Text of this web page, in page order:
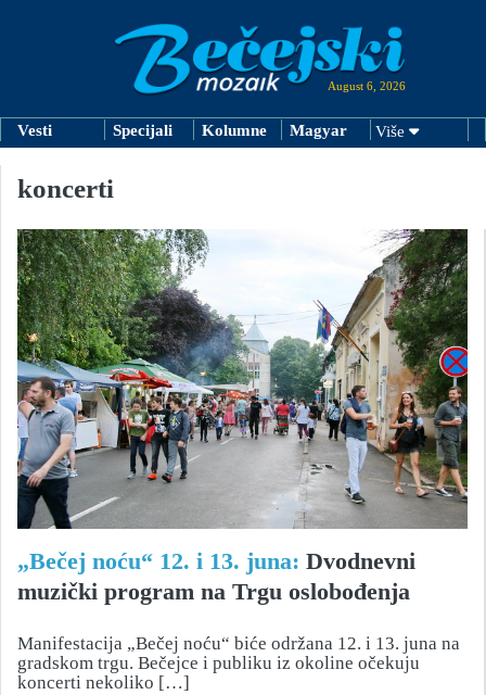
August 6, 2026
Vesti Specijali Kolumne Magyar Više
koncerti
„Bečej noću“ 12. i 13. juna: Dvodnevni
muzički program na Trgu oslobođenja
Manifestacija „Bečej noću“ biće održana 12. i 13. juna na
gradskom trgu. Bečejce i publiku iz okoline očekuju
koncerti nekoliko […]